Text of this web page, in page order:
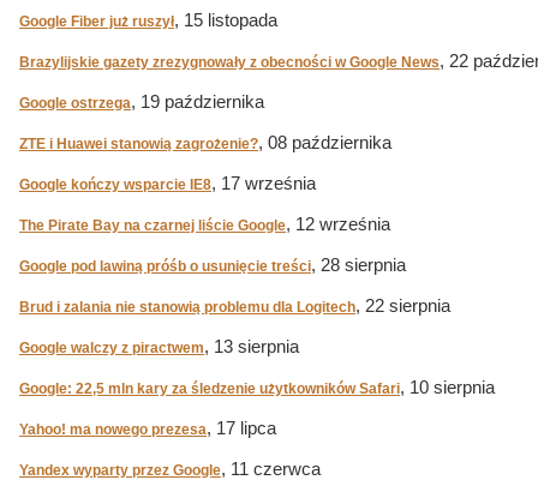
Google Fiber już ruszył, 15 listopada
Brazylijskie gazety zrezygnowały z obecności w Google News, 22
Google ostrzega, 19 października
ZTE i Huawei stanowią zagrożenie?, 08 października
Google kończy wsparcie IE8, 17 września
The Pirate Bay na czarnej liście Google, 12 września
Google pod lawiną próśb o usunięcie treści, 28 sierpnia
Brud i zalania nie stanowią problemu dla Logitech, 22 sierpnia
Google walczy z piractwem, 13 sierpnia
Google: 22,5 mln kary za śledzenie użytkowników Safari, 10 sierpnia
Yahoo! ma nowego prezesa, 17 lipca
Yandex wyparty przez Google, 11 czerwca